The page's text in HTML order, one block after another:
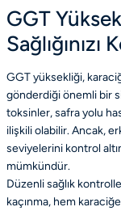
GGT
GGT yüksekliği,
gönderdiği önemli bir
toksinler, safra yolu
ilişkili olabilir. Ancak,
seviyelerini kontrol
mümkündür.
Düzenli sağlık
kaçınma, hem